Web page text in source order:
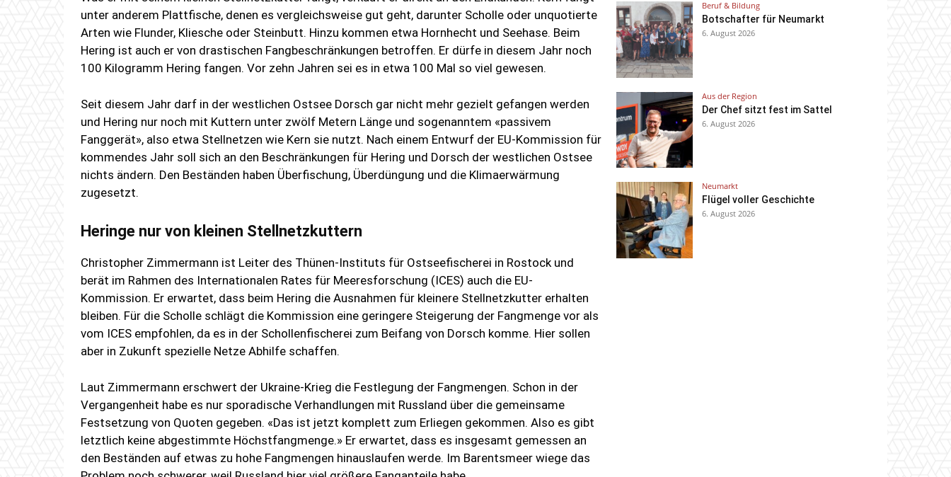
unter anderem Plattfische, denen es vergleichsweise gut geht, darunter Scholle oder unquotierte
Arten wie Flunder, Kliesche oder Steinbutt. Hinzu kommen etwa Hornhecht und Seehase. Beim
Hering ist auch er von drastischen Fangbeschränkungen betroffen. Er dürfe in diesem Jahr noch
100 Kilogramm Hering fangen. Vor zehn Jahren sei es in etwa 100 Mal so viel gewesen.
Seit diesem Jahr darf in der westlichen Ostsee Dorsch gar nicht mehr gezielt gefangen werden
und Hering nur noch mit Kuttern unter zwölf Metern Länge und sogenanntem «passivem
Fanggerät», also etwa Stellnetzen wie Kern sie nutzt. Nach einem Entwurf der EU-Kommission für
kommendes Jahr soll sich an den Beschränkungen für Hering und Dorsch der westlichen Ostsee
nichts ändern. Den Beständen haben Überfischung, Überdüngung und die Klimaerwärmung
zugesetzt.
Heringe nur von kleinen Stellnetzkuttern
Christopher Zimmermann ist Leiter des Thünen-Instituts für Ostseefischerei in Rostock und
berät im Rahmen des Internationalen Rates für Meeresforschung (ICES) auch die EU-
Kommission. Er erwartet, dass beim Hering die Ausnahmen für kleinere Stellnetzkutter erhalten
bleiben. Für die Scholle schlägt die Kommission eine geringere Steigerung der Fangmenge vor als
vom ICES empfohlen, da es in der Schollenfischerei zum Beifang von Dorsch komme. Hier sollen
aber in Zukunft spezielle Netze Abhilfe schaffen.
Laut Zimmermann erschwert der Ukraine-Krieg die Festlegung der Fangmengen. Schon in der
Vergangenheit habe es nur sporadische Verhandlungen mit Russland über die gemeinsame
Festsetzung von Quoten gegeben. «Das ist jetzt komplett zum Erliegen gekommen. Also es gibt
letztlich keine abgestimmte Höchstfangmenge.» Er erwartet, dass es insgesamt gemessen an
den Beständen auf etwas zu hohe Fangmengen hinauslaufen werde. Im Barentsmeer wiege das
Beruf & Bildung
Botschafter für Neumarkt
6. August 2026
Aus der Region
Der Chef sitzt fest im Sattel
6. August 2026
Neumarkt
Flügel voller Geschichte
6. August 2026